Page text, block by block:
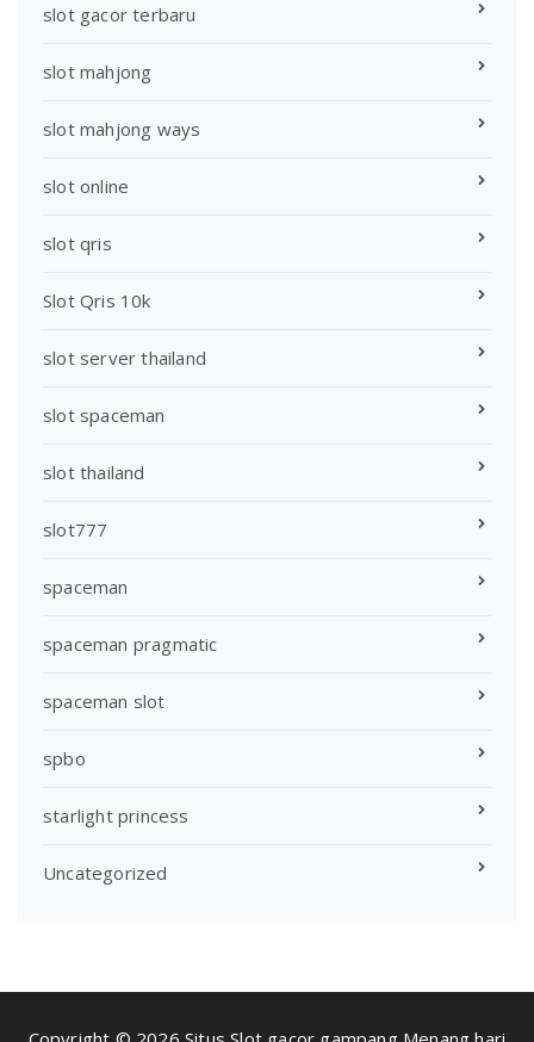
slot gacor terbaru
slot mahjong
slot mahjong ways
slot online
slot qris
Slot Qris 10k
slot server thailand
slot spaceman
slot thailand
slot777
spaceman
spaceman pragmatic
spaceman slot
spbo
starlight princess
Uncategorized